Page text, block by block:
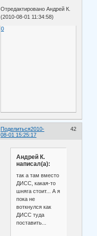
Отредактировано Андрей К.
(2010-08-01 11:34:58)
0
Поделиться 42
2010-
08-01 15:25:17
Андрей К.
написал(а):
так а там вместо
ДИСС, какая-то
шняга стоит... А я
пока не
воткнулся как
ДИСС туда
поставить...